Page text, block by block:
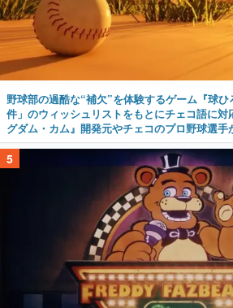
野球部の過酷な“補欠”を体験するゲーム『球
件」のウィッシュリストをもとにチェコ語に
グダム・カム』開発元やチェコのプロ野球選手
5